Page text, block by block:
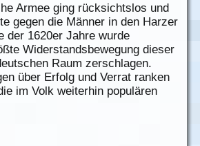
Armee ging rücksichtslos und
gegen die Männer in den Harzer
der 1620er Jahre wurde
Widerstandsbewegung dieser
Raum zerschlagen.
über Erfolg und Verrat ranken
im Volk weiterhin populären